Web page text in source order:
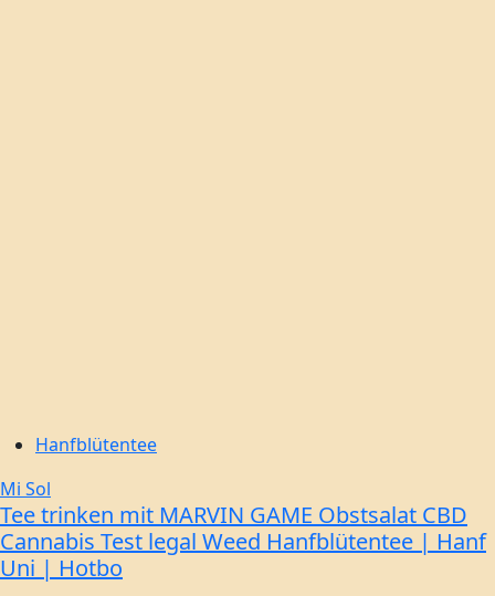
Hanfblütentee
Mi Sol
Tee trinken mit MARVIN GAME Obstsalat CBD
Cannabis Test legal Weed Hanfblütentee | Hanf
Uni | Hotbo